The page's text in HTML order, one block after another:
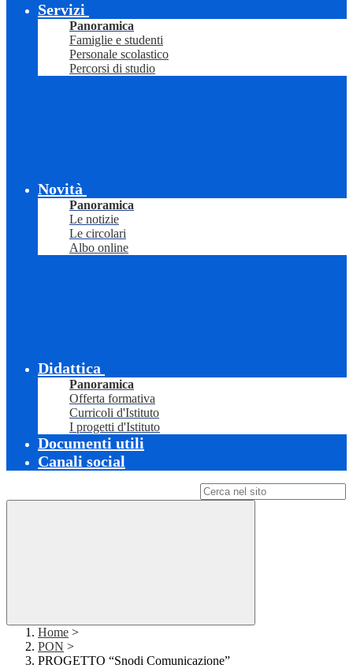
Servizi
Panoramica
Famiglie e studenti
Personale scolastico
Percorsi di studio
Novità
Panoramica
Le notizie
Le circolari
Albo online
Didattica
Panoramica
Offerta formativa
Curricoli d'Istituto
I progetti d'Istituto
Documenti utili
Canali social
Home >
PON >
PROGETTO “Snodi Comunicazione”